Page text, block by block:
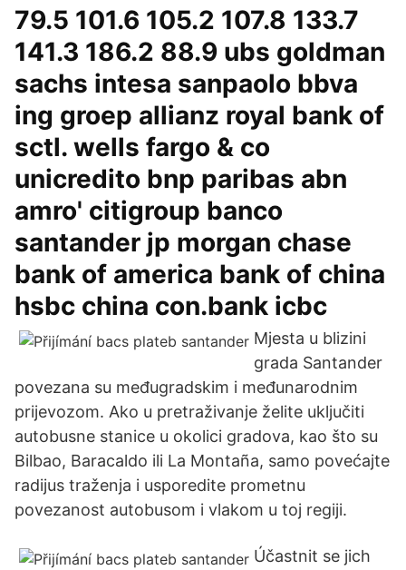
79.5 101.6 105.2 107.8 133.7
141.3 186.2 88.9 ubs goldman
sachs intesa sanpaolo bbva
ing groep allianz royal bank of
sctl. wells fargo & co
unicredito bnp paribas abn
amro' citigroup banco
santander jp morgan chase
bank of america bank of china
hsbc china con.bank icbc
Mjesta u blizini
grada Santander
povezana su međugradskim i međunarodnim
prijevozom. Ako u pretraživanje želite uključiti
autobusne stanice u okolici gradova, kao što su
Bilbao, Baracaldo ili La Montaña, samo povećajte
radijus traženja i usporedite prometnu
povezanost autobusom i vlakom u toj regiji.
Účastnit se jich